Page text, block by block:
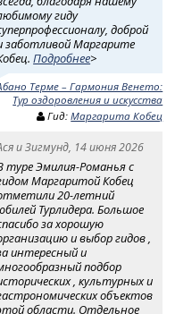
гиду
доброй
заботливой Маргарите
Подробнее>
Терме – Гармония Венето:
Тур оздоровления и искусства
Гид:Маргарита Кобец
и Зигмунд, 14 июня 2026
туре Эмилия-Романья с
Маргаритой Кобец
20-летний
Турлидера. Большое
за хорошую
и выбор гидов ,
интересный и
подбор
, культурных и
объектов
области. Отдельное